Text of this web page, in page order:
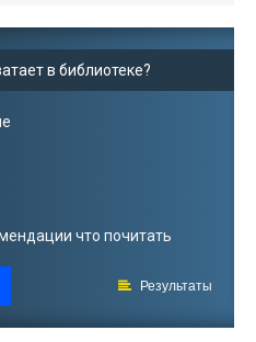
в библиотеке?
что почитать
Результаты